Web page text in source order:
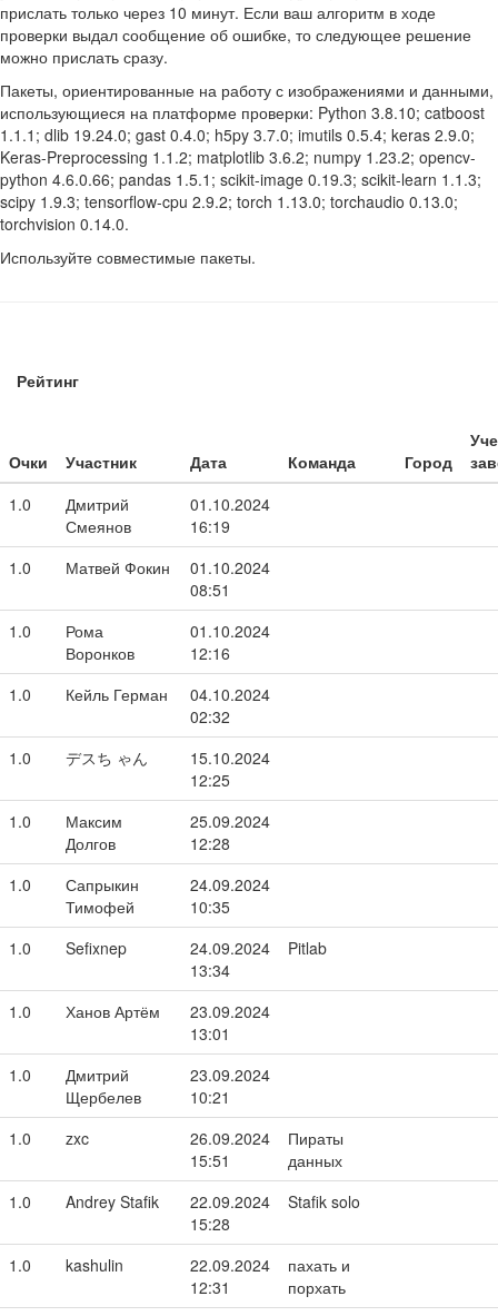
прислать только через 10 минут. Если ваш алгоритм в ходе
проверки выдал сообщение об ошибке, то следующее решение
можно прислать сразу.
Пакеты, ориентированные на работу с изображениями и данными,
использующиеся на платформе проверки: Python 3.8.10; catboost
1.1.1; dlib 19.24.0; gast 0.4.0; h5py 3.7.0; imutils 0.5.4; keras 2.9.0;
Keras-Preprocessing 1.1.2; matplotlib 3.6.2; numpy 1.23.2; opencv-
python 4.6.0.66; pandas 1.5.1; scikit-image 0.19.3; scikit-learn 1.1.3;
scipy 1.9.3; tensorflow-cpu 2.9.2; torch 1.13.0; torchaudio 0.13.0;
torchvision 0.14.0.
Используйте совместимые пакеты.
Рейтинг
Очки Участник Дата Команда Город
1.0
Дмитрий
Смеянов
01.10.2024
16:19
1.0
Матвей Фокин
01.10.2024
08:51
1.0
Рома
Воронков
01.10.2024
12:16
1.0
Кейль Герман
04.10.2024
02:32
1.0
デスち ゃん
15.10.2024
12:25
1.0
Максим
Долгов
25.09.2024
12:28
1.0
Сапрыкин
Тимофей
24.09.2024
10:35
1.0
Sefixnep
24.09.2024
13:34
Pitlab
1.0 Ханов Артём
23.09.2024
13:01
1.0
Дмитрий
Щербелев
23.09.2024
10:21
1.0
zxc
26.09.2024
15:51
Пираты
данных
1.0
Andrey Stafik
22.09.2024
15:28
Stafik solo
1.0 kashulin
22.09.2024
12:31
пахать и
порхать